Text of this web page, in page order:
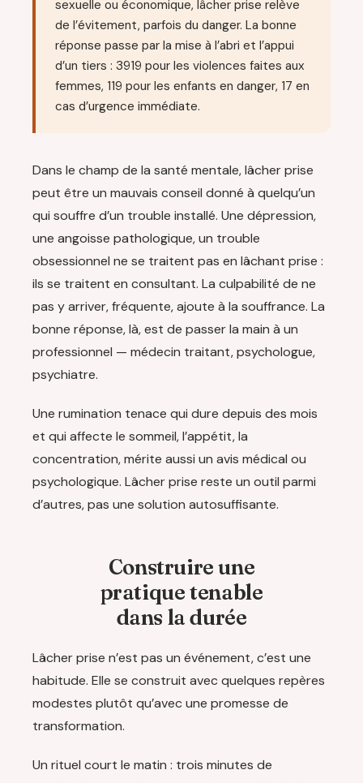
sexuelle ou économique, lâcher prise relève
de l’évitement, parfois du danger. La bonne
réponse passe par la mise à l’abri et l’appui
d’un tiers : 3919 pour les violences faites aux
femmes, 119 pour les enfants en danger, 17 en
cas d’urgence immédiate.
Dans le champ de la santé mentale, lâcher prise
peut être un mauvais conseil donné à quelqu’un
qui souffre d’un trouble installé. Une dépression,
une angoisse pathologique, un trouble
obsessionnel ne se traitent pas en lâchant prise :
ils se traitent en consultant. La culpabilité de ne
pas y arriver, fréquente, ajoute à la souffrance. La
bonne réponse, là, est de passer la main à un
professionnel — médecin traitant, psychologue,
psychiatre.
Une rumination tenace qui dure depuis des mois
et qui affecte le sommeil, l’appétit, la
concentration, mérite aussi un avis médical ou
psychologique. Lâcher prise reste un outil parmi
d’autres, pas une solution autosuffisante.
Construire une
pratique tenable
dans la durée
Lâcher prise n’est pas un événement, c’est une
habitude. Elle se construit avec quelques repères
modestes plutôt qu’avec une promesse de
transformation.
Un rituel court le matin : trois minutes de